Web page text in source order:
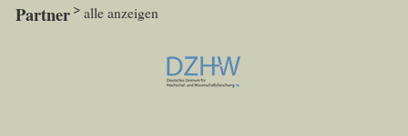
Partner alle anzeigen